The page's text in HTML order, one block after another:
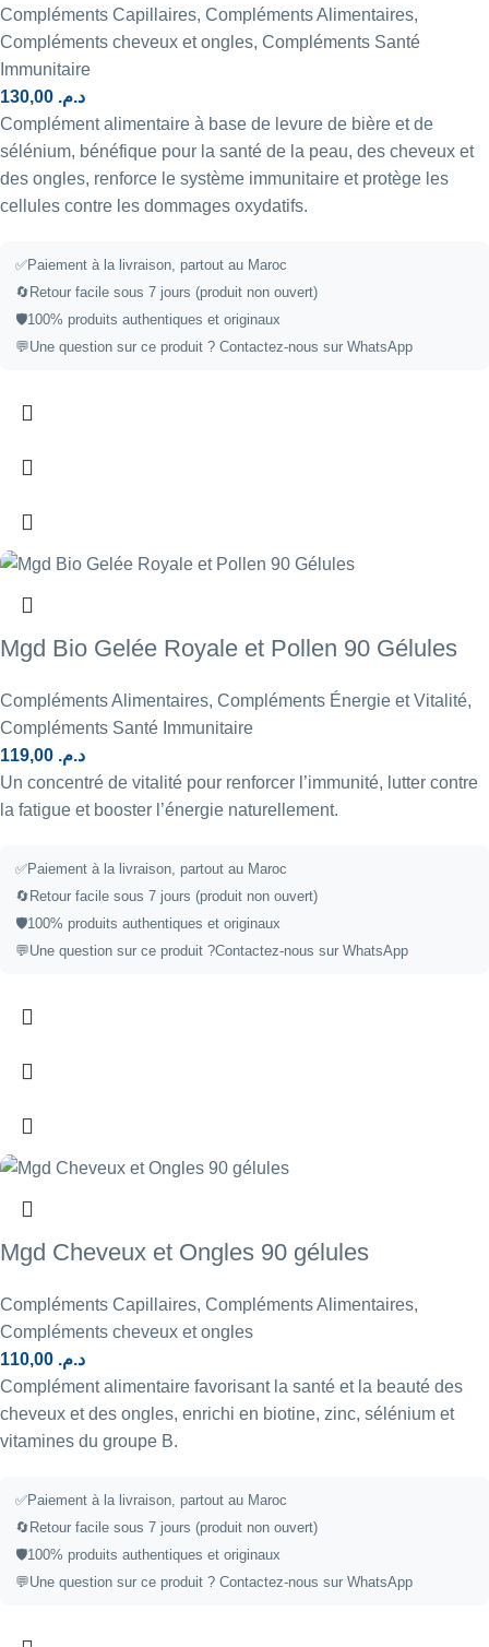
Compléments Capillaires, Compléments Alimentaires,
Compléments cheveux et ongles, Compléments Santé
Immunitaire
د.م.
Complément alimentaire à base de levure de bière et de
sélénium, bénéfique pour la santé de la peau, des cheveux et
des ongles, renforce le système immunitaire et protège les
cellules contre les dommages oxydatifs.
✅Paiement à la livraison, partout au Maroc
🔄Retour facile sous 7 jours (produit non ouvert)
🛡️100% produits authentiques et originaux
💬Une question sur ce produit ? Contactez-nous sur WhatsApp
Mgd Bio Gelée Royale et Pollen 90 Gélules
Compléments Alimentaires, Compléments Énergie et Vitalité,
Compléments Santé Immunitaire
د.م.
Un concentré de vitalité pour renforcer l’immunité, lutter contre
la fatigue et booster l’énergie naturellement.
✅Paiement à la livraison, partout au Maroc
🔄Retour facile sous 7 jours (produit non ouvert)
🛡️100% produits authentiques et originaux
💬Une question sur ce produit ?Contactez-nous sur WhatsApp
Mgd Cheveux et Ongles 90 gélules
Compléments Capillaires, Compléments Alimentaires,
Compléments cheveux et ongles
د.م.
Complément alimentaire favorisant la santé et la beauté des
cheveux et des ongles, enrichi en biotine, zinc, sélénium et
vitamines du groupe B.
✅Paiement à la livraison, partout au Maroc
🔄 Retour facile sous 7 jours (produit non ouvert)
🛡️100% produits authentiques et originaux
💬Une question sur ce produit ? Contactez-nous sur WhatsApp